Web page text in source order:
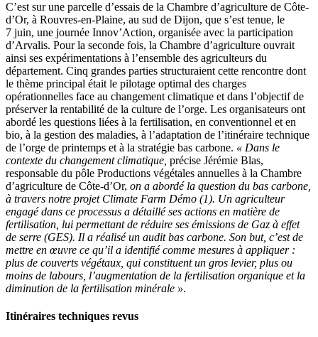
C’est sur une parcelle d’essais de la Chambre d’agriculture de Côte-
d’Or, à Rouvres-en-Plaine, au sud de Dijon, que s’est tenue, le
7 juin, une journée Innov’Action, organisée avec la participation
d’Arvalis. Pour la seconde fois, la Chambre d’agriculture ouvrait
ainsi ses expérimentations à l’ensemble des agriculteurs du
département. Cinq grandes parties structuraient cette rencontre dont
le thème principal était le pilotage optimal des charges
opérationnelles face au changement climatique et dans l’objectif de
préserver la rentabilité de la culture de l’orge. Les organisateurs ont
abordé les questions liées à la fertilisation, en conventionnel et en
bio, à la gestion des maladies, à l’adaptation de l’itinéraire technique
de l’orge de printemps et à la stratégie bas carbone. « Dans le
contexte du changement climatique, précise Jérémie Blas,
responsable du pôle Productions végétales annuelles à la Chambre
d’agriculture de Côte-d’Or, on a abordé la question du bas carbone,
à travers notre projet Climate Farm Démo (1). Un agriculteur
engagé dans ce processus a détaillé ses actions en matière de
fertilisation, lui permettant de réduire ses émissions de Gaz à effet
de serre (GES). Il a réalisé un audit bas carbone. Son but, c’est de
mettre en œuvre ce qu’il a identifié comme mesures à appliquer :
plus de couverts végétaux, qui constituent un gros levier, plus ou
moins de labours, l’augmentation de la fertilisation organique et la
diminution de la fertilisation minérale ».
Itinéraires techniques revus